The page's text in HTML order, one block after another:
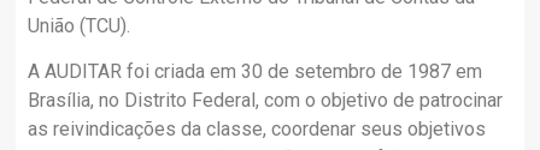
União (TCU).
A AUDITAR foi criada em 30 de setembro de 1987 em
Brasília, no Distrito Federal, com o objetivo de patrocinar
as reivindicações da classe, coordenar seus objetivos